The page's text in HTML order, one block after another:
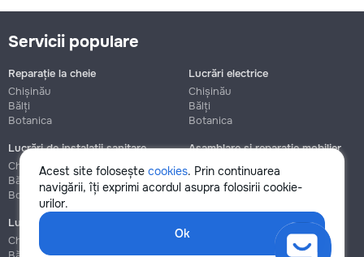
Acest site folosește cookies. Prin continuarea
navigării, îți exprimi acordul asupra folosirii cookie-
urilor.
Ok
Servicii populare
Reparație la cheie
Chișinău
Bălți
Botanica
Lucrări electrice
Chișinău
Bălți
Botanica
Lucrări de instalații sanitare
Chișinău
Bălți
Botanica
Asamblare și reparație mobilier
Chișinău
Botanica
Lucrări de construcție și instalare
Chișinău